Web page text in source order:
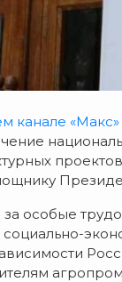
канале
особые
социально-